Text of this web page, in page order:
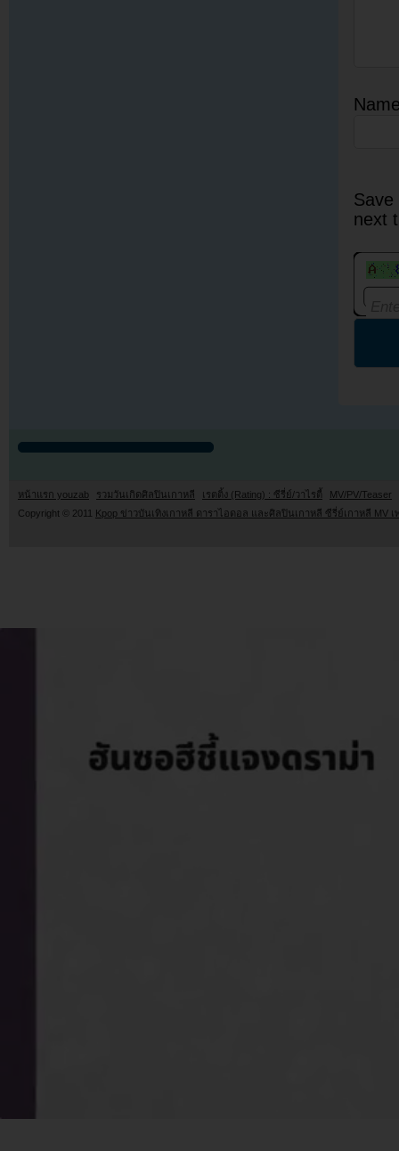
next
หน้าแรก youzab รวมวันเกิดศิลปินเกาหลี เรตติ้ง (Rating) : ซีรี่ย์/วาไรตี้
MV/PV/Teaser
Copyright © 2011 Kpop ข่าวบันเทิงเกาหลี ดาราไอดอล และศิลปินเกาหลี ซีรี่ย์เกาหลี MV